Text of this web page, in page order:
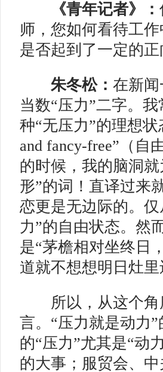
《青年记者》：
师，您如何看待工
是否起到了一定的正
朱冬松： 在新
当数“压力”二字。
种“无压力”的理想
and fancy-free”（自
的时候，我的脑洞
形”的词！直译过来
恋更是无边际的。
力”的自由状态。然
是“茅檐相对坐终日
道就不想想明日灶
所以，从这个角
言。“压力就是动力
的“压力”尤其是“动
的大事；服贸会、